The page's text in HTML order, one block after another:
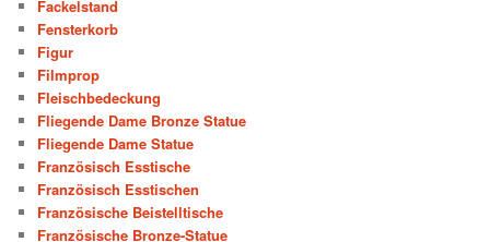
Fackelstand
Fensterkorb
Figur
Filmprop
Fleischbedeckung
Fliegende Dame Bronze Statue
Fliegende Dame Statue
Französisch Esstische
Französisch Esstischen
Französische Beistelltische
Französische Bronze-Statue